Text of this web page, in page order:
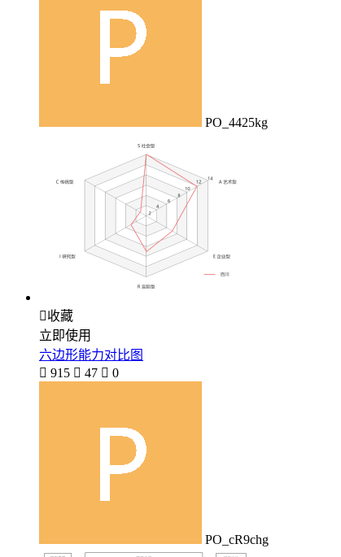
PO_4425kg
收藏
立即使用
六边形能力对比图
 915  47  0
PO_cR9chg